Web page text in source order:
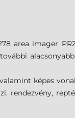
area imager
képes
rendezvény,